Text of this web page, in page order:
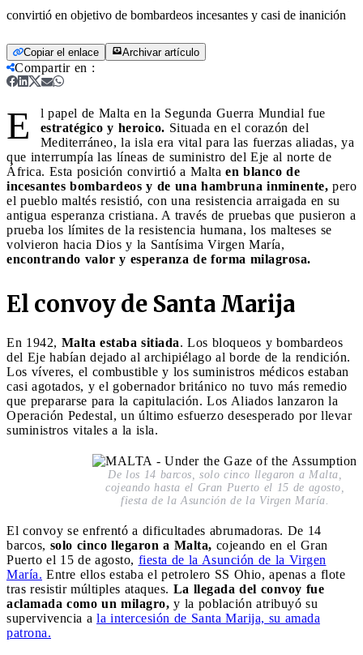
convirtió en objetivo de bombardeos incesantes y casi de inanición
Copiar el enlace Archivar artículo
Compartir en :
E
l papel de Malta en la Segunda Guerra Mundial fue
estratégico y heroico. Situada en el corazón del
Mediterráneo, la isla era vital para las fuerzas aliadas, ya
que interrumpía las líneas de suministro del Eje al norte de
África. Esta posición convirtió a Malta en blanco de
incesantes bombardeos y de una hambruna inminente, pero
el pueblo maltés resistió, con una resistencia arraigada en su
antigua esperanza cristiana. A través de pruebas que pusieron a
prueba los límites de la resistencia humana, los malteses se
volvieron hacia Dios y la Santísima Virgen María,
encontrando valor y esperanza de forma milagrosa.
El convoy de Santa Marija
En 1942, Malta estaba sitiada. Los bloqueos y bombardeos
del Eje habían dejado al archipiélago al borde de la rendición.
Los víveres, el combustible y los suministros médicos estaban
casi agotados, y el gobernador británico no tuvo más remedio
que prepararse para la capitulación. Los Aliados lanzaron la
Operación Pedestal, un último esfuerzo desesperado por llevar
suministros vitales a la isla.
De los 14 barcos, solo cinco llegaron a Malta,
cojeando hasta el Gran Puerto el 15 de agosto,
fiesta de la Asunción de la Virgen María.
El convoy se enfrentó a dificultades abrumadoras. De 14
barcos, solo cinco llegaron a Malta, cojeando en el Gran
Puerto el 15 de agosto, fiesta de la Asunción de la Virgen
María. Entre ellos estaba el petrolero SS Ohio, apenas a flote
tras resistir múltiples ataques. La llegada del convoy fue
aclamada como un milagro, y la población atribuyó su
supervivencia a la intercesión de Santa Marija, su amada
patrona.